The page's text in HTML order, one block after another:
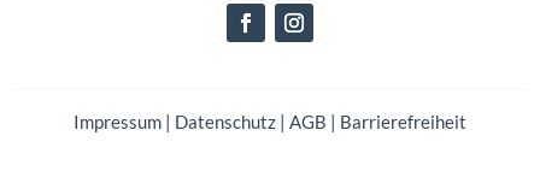
Impressum | Datenschutz | AGB | Barrierefreiheit